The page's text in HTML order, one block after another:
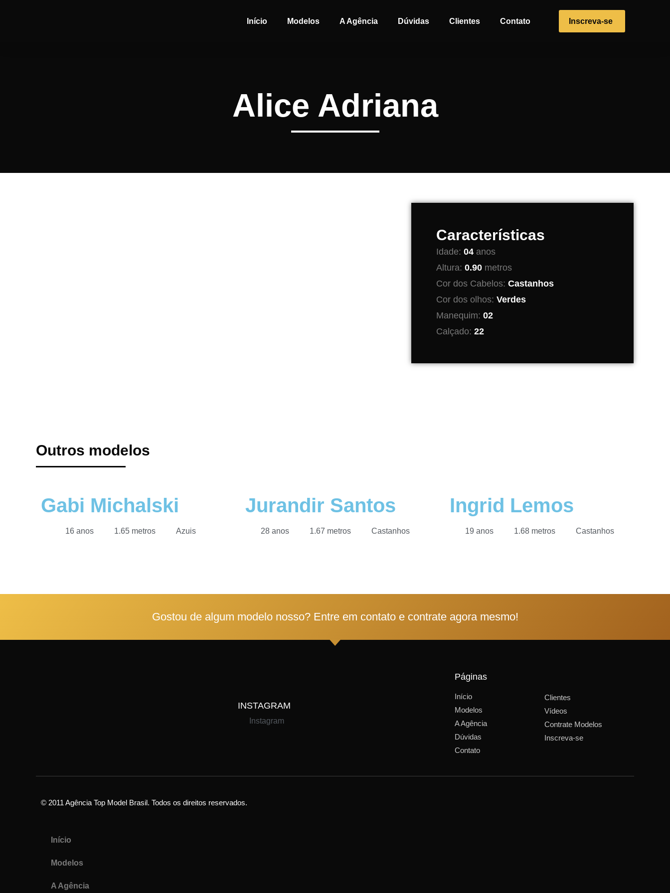
Início Modelos A Agência Dúvidas Clientes Contato Inscreva-se
Alice Adriana
Características
Idade: 04 anos
Altura: 0.90 metros
Cor dos Cabelos: Castanhos
Cor dos olhos: Verdes
Manequim: 02
Calçado: 22
Outros modelos
Gabi Michalski
16 anos 1.65 metros Azuis
Jurandir Santos
28 anos 1.67 metros Castanhos
Ingrid Lemos
19 anos 1.68 metros
Castanhos
Gostou de algum modelo nosso? Entre em contato e contrate agora mesmo!
INSTAGRAM
Instagram
Páginas
Início
Modelos
A Agência
Dúvidas
Contato
Clientes
Vídeos
Contrate Modelos
Inscreva-se
© 2011 Agência Top Model Brasil. Todos os direitos reservados.
Início
Modelos
A Agência